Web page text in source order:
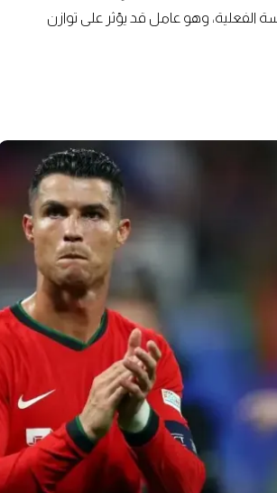
الفعلية، وهو عامل قد يؤثر على توازن